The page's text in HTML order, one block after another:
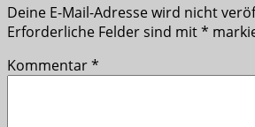
Deine E-Mail-Adresse wird nicht
Erforderliche Felder sind mit*
Kommentar*